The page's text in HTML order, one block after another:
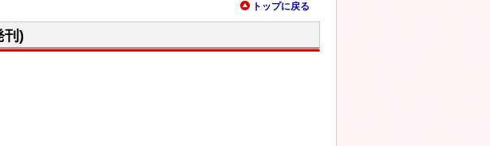
トップに戻る
刊)